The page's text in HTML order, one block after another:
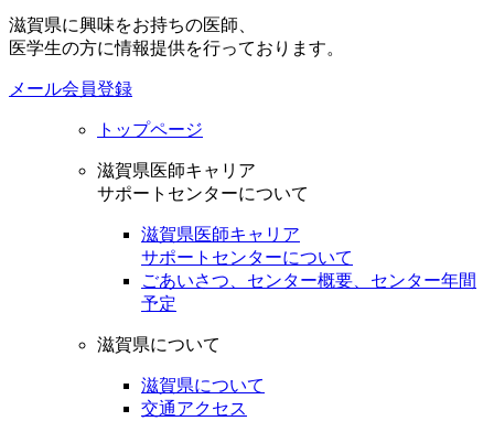
滋賀県に興味をお持ちの医師、
医学生の方に情報提供を行っております。
メール会員登録
トップページ
滋賀県医師キャリア
サポートセンターについて
滋賀県医師キャリア
サポートセンターについて
ごあいさつ、センター概要、センター年間
予定
滋賀県について
滋賀県について
交通アクセス